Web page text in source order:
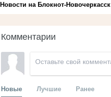
Новости на Блoкнoт-Новочеркасск
Комментарии
Новые Лучшие Ранее